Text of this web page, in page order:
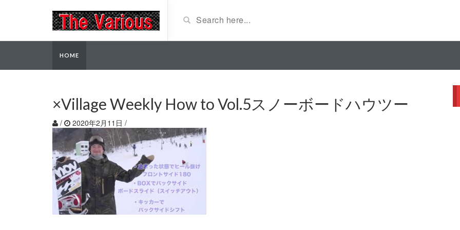
HOME
×Village Weekly How to Vol.5スノーボードハウツー
/ 2020年2月11日 /